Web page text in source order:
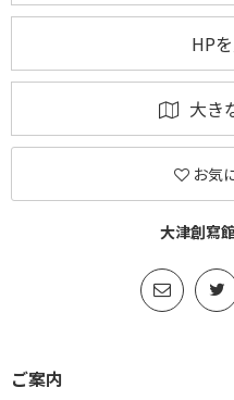
HP
大き
お気
大津創寫
ご案内